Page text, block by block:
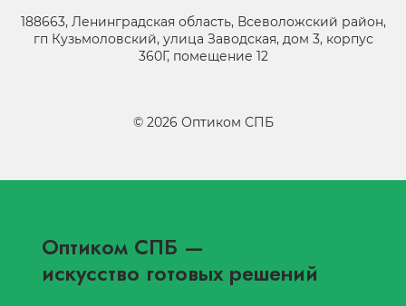
188663, Ленинградская область, Всеволожский район,
гп Кузьмоловский, улица Заводская, дом 3, корпус
360Г, помещение 12
© 2026 Оптиком СПБ
Оптиком СПБ —
искусство готовых решений